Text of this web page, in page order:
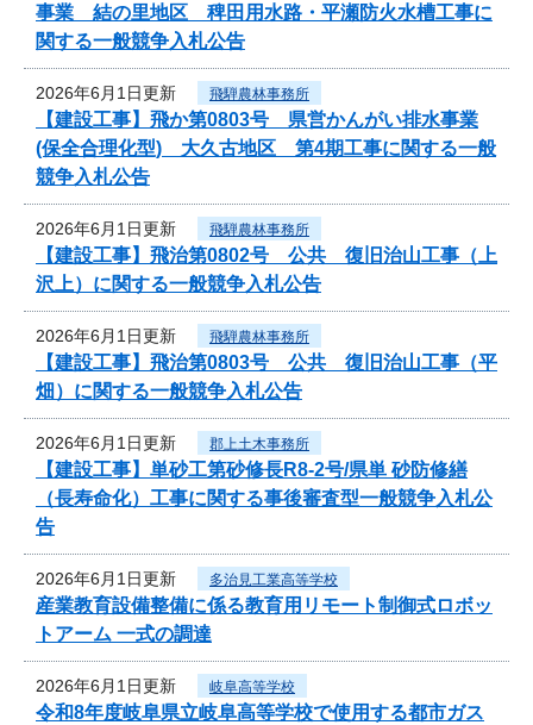
事業 結の里地区 稗田用水路・平瀬防火水槽工事に
関する一般競争入札公告
2026年6月1日更新 飛騨農林事務所
【建設工事】飛か第0803号 県営かんがい排水事業
(保全合理化型) 大久古地区 第4期工事に関する一般
競争入札公告
2026年6月1日更新 飛騨農林事務所
【建設工事】飛治第0802号 公共 復旧治山工事（上
沢上）に関する一般競争入札公告
2026年6月1日更新 飛騨農林事務所
【建設工事】飛治第0803号 公共 復旧治山工事（平
畑）に関する一般競争入札公告
2026年6月1日更新 郡上土木事務所
【建設工事】単砂工第砂修長R8-2号/県単 砂防修繕
（長寿命化）工事に関する事後審査型一般競争入札公
告
2026年6月1日更新 多治見工業高等学校
産業教育設備整備に係る教育用リモート制御式ロボッ
トアーム 一式の調達
2026年6月1日更新 岐阜高等学校
令和8年度岐阜県立岐阜高等学校で使用する都市ガス